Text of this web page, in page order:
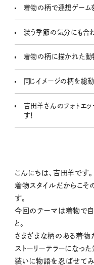
着物の柄で連想ゲーム
装う季節の気分にも合わ
着物の柄に描かれた動
同じイメージの柄を総
吉田羊さんのフォトエッ
す！
こんにちは、吉田羊です。
着物スタイルだからこそ
す。
今回のテーマは着物で自
と。
さまざまな柄のある着物
ストーリーテラーになった
装いに物語を忍ばせてみ